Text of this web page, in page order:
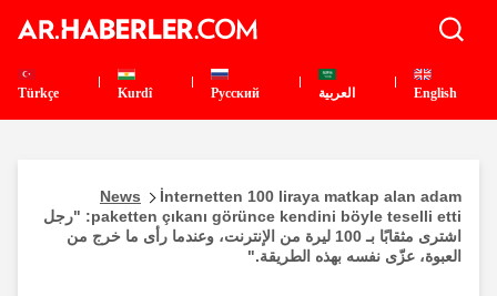
English العربية Pусский
Kurdî
Türkçe
News
İnternetten 100 liraya matkap alan adam
paketten çıkanı görünce kendini böyle teselli etti: "رجل
اشترى مثقابًا بـ 100 ليرة من الإنترنت، وعندما رأى ما خرج من
العبوة، عزّى نفسه بهذه الطريقة."